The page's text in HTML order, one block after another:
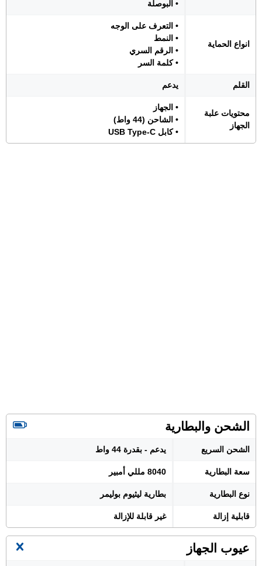
• البوصلة
انواع الحماية
• التعرف على الوجه
• النمط
• الرقم السري
• كلمة السر
القلم يدعم
محتويات علبة
الجهاز
• الجهاز
• الشاحن (44 واط)
• كابل USB Type-C
الشحن والبطارية
الشحن السريع يدعم - بقدرة 44 واط
سعة البطارية 8040 مللي أمبير
نوع البطارية بطارية ليثيوم بوليمر
قابلية إزالة غير قابلة للإزالة
عيوب الجهاز